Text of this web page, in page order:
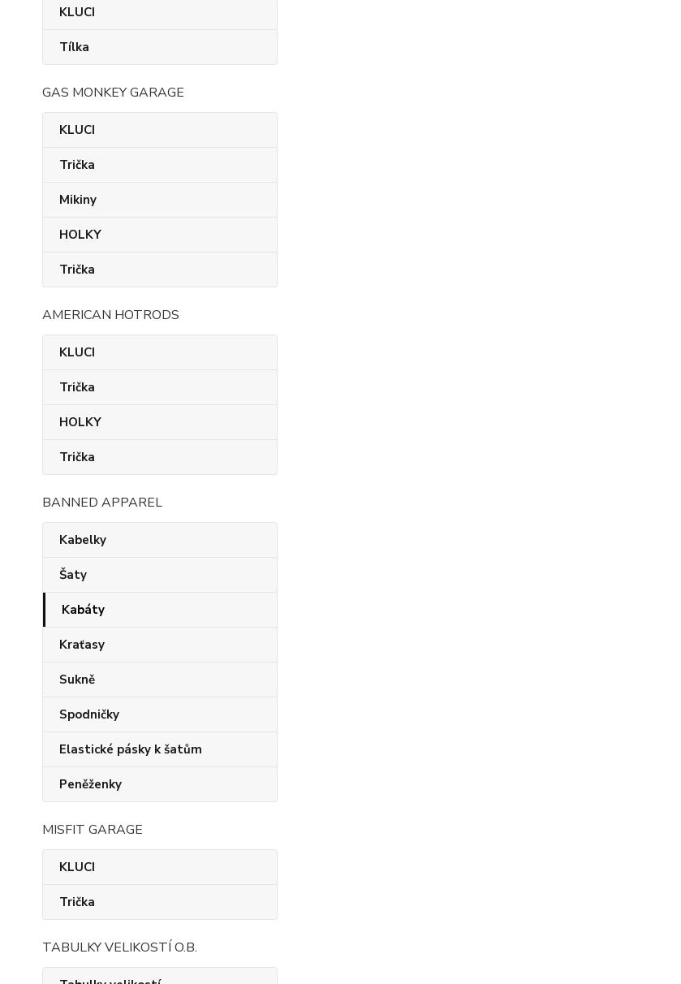
KLUCI
Tílka
GAS MONKEY GARAGE
KLUCI
Trička
Mikiny
HOLKY
Trička
AMERICAN HOTRODS
KLUCI
Trička
HOLKY
Trička
BANNED APPAREL
Kabelky
Šaty
Kabáty
Kraťasy
Sukně
Spodničky
Elastické pásky k šatům
Peněženky
MISFIT GARAGE
KLUCI
Trička
TABULKY VELIKOSTÍ O.B.